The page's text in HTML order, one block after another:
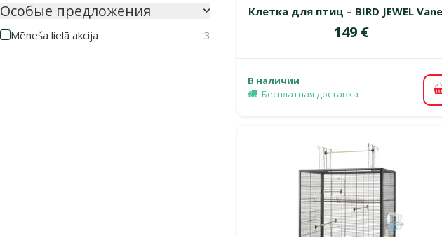
Особые предложения
Mēneša lielā akcija 3
Клетка для птиц – BIRD JEWEL
Цена
149 €
В наличии
Бесплатная доставка